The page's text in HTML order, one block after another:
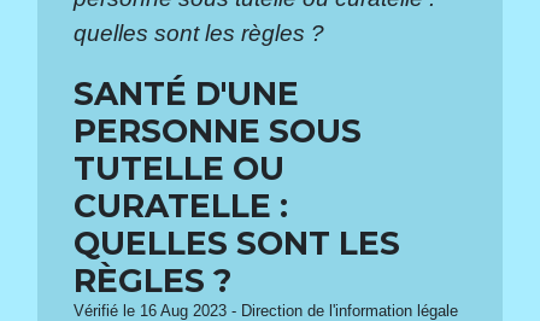
quelles sont les règles ?
SANTÉ D'UNE
PERSONNE SOUS
TUTELLE OU
CURATELLE :
QUELLES SONT LES
RÈGLES ?
Vérifié le 16 Aug 2023 - Direction de l'information légale